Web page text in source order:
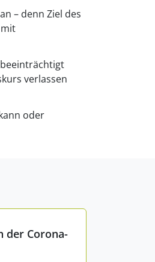
– denn Ziel des
verlassen
oder
der Corona-